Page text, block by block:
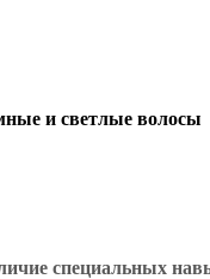
и светлые волосы
специальных